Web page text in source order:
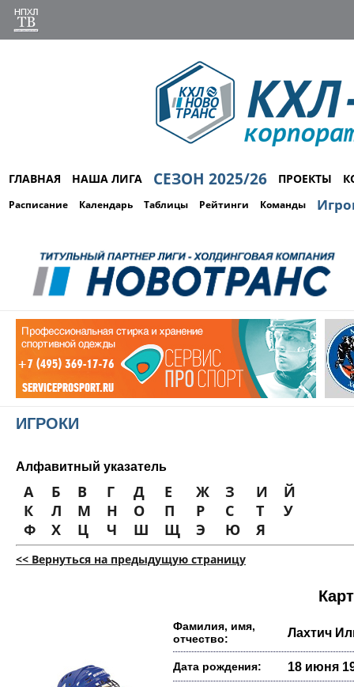
ГЛАВНАЯ НАША ЛИГА СЕЗОН 2025/26 ПРОЕКТЫ
Расписание Календарь Таблицы Рейтинги Команды
ИГРОКИ
Алфавитный указатель
А Б В Г Д Е Ж З И
Й
К
Л М Н О П Р С Т
У
Ф
Х Ц Ч Ш Щ Э Ю Я
<< Вернуться на предыдущую страницу
Фамилия, имя,
отчество:
Лахтич
Дата рождения: 18 июня